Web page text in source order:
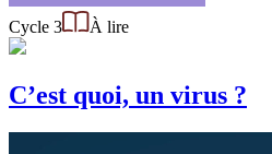
Cycle 3 À lire
C’est quoi, un virus ?